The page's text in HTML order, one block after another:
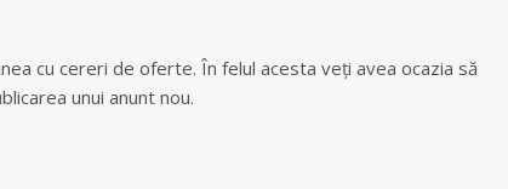
cu cereri de oferte. În felul acesta veți avea ocazia să
unui anunt nou.